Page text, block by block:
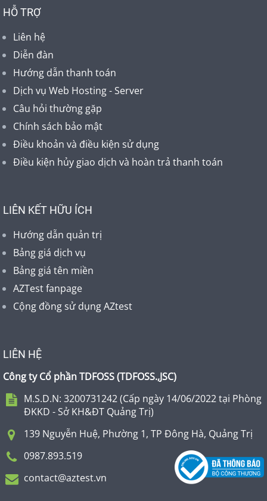
HỖ TRỢ
Liên hệ
Diễn đàn
Hướng dẫn thanh toán
Dịch vụ Web Hosting - Server
Câu hỏi thường gặp
Chính sách bảo mật
Điều khoản và điều kiện sử dụng
Điều kiện hủy giao dịch và hoàn trả thanh toán
LIÊN KẾT HỮU ÍCH
Hướng dẫn quản trị
Bảng giá dịch vụ
Bảng giá tên miền
AZTest fanpage
Cộng đồng sử dụng AZtest
LIÊN HỆ
Công ty Cổ phần TDFOSS (TDFOSS.,JSC)
M.S.D.N: 3200731242 (Cấp ngày 14/06/2022 tại Phòng
ĐKKD - Sở KH&ĐT Quảng Trị)
139 Nguyễn Huệ, Phường 1, TP Đông Hà, Quảng Trị
0987.893.519
contact@aztest.vn